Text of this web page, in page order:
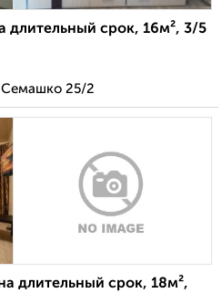
срок, 16м², 3/5
Семашко 25/2
длительный срок, 18м²,